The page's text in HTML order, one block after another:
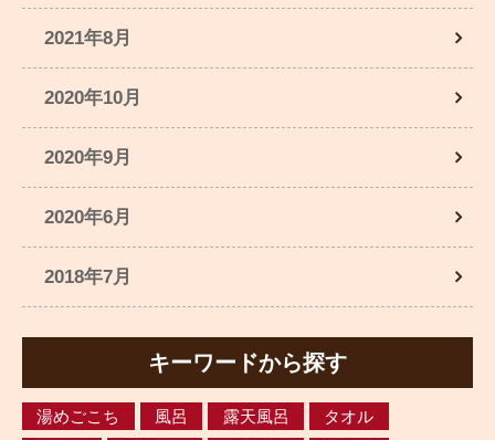
2021年8月
2020年10月
2020年9月
2020年6月
2018年7月
キーワードから探す
湯めごこち 風呂 露天風呂
タオル